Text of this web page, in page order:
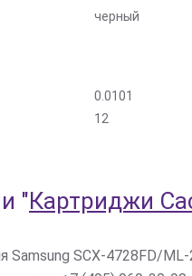
черный
0.0101
12
"Картриджи
SCX-4728FD/